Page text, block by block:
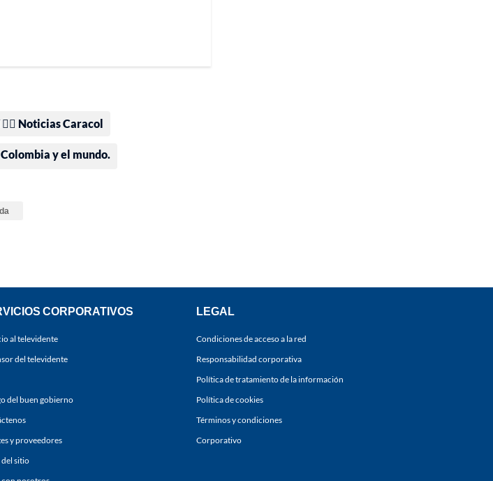
Noticias Caracol
y el mundo.
CORPORATIVOS
al televidente
del televidente
del buen gobierno
y proveedores
del sitio
LEGAL
Condiciones de acceso a la red
Responsabilidad corporativa
Política de tratamiento de la información
Política de cookies
Términos y condiciones
Corporativo